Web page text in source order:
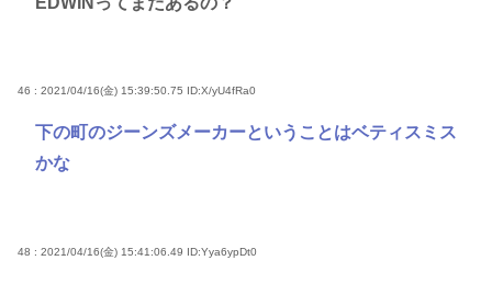
46 : 2021/04/16(金) 15:39:50.75 ID:X/yU4fRa0
下の町のジーンズメーカーということはベティスミス
かな
48 : 2021/04/16(金) 15:41:06.49 ID:Yya6ypDt0